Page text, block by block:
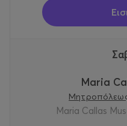
Maria
Maria Callas